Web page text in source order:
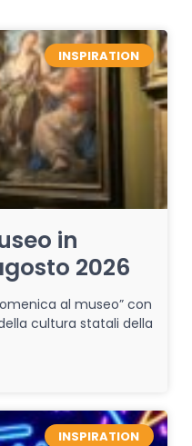
INSPIRATION
in
2026
al museo” con
cultura statali della
INSPIRATION